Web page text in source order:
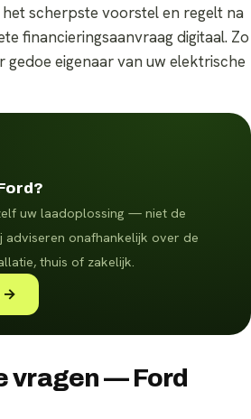
scherpste voorstel en regelt na
financieringsaanvraag digitaal. Zo
eigenaar van uw elektrische
uw laadoplossing — niet de
adviseren onafhankelijk over de
thuis of zakelijk.
→
vragen — Ford